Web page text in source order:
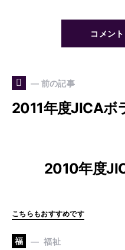
コメン
— 前の記事
2011年度JICAボ
2010年度
こちらもおすすめです
福 福祉